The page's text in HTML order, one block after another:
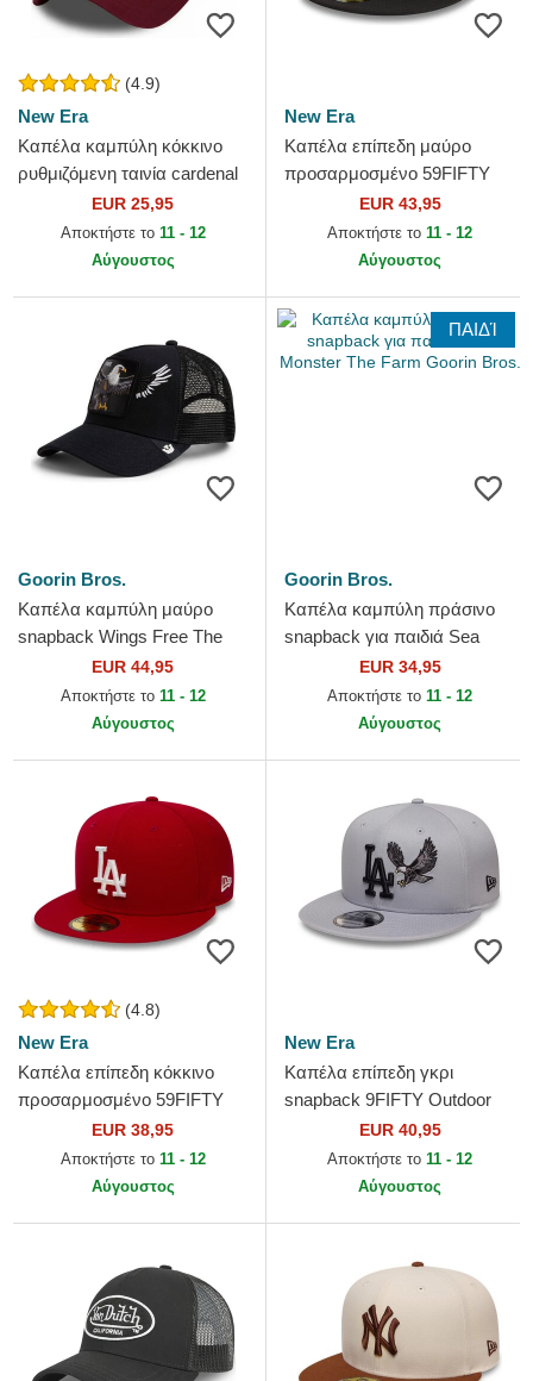
(4.9)
New Era
Καπέλα καμπύλη κόκκινο
ρυθμιζόμενη ταινία cardenal
9FORTY Essential από New
York Yankees MLB από...
EUR 25,95
Αποκτήστε το 11 - 12
Αύγουστος
New Era
Καπέλα επίπεδη μαύρο
προσαρμοσμένο 59FIFTY
Heart Icon από Atlanta
Braves MLB από New Era
EUR 43,95
Αποκτήστε το 11 - 12
Αύγουστος
Goorin Bros.
Καπέλα καμπύλη μαύρο
snapback Wings Free The
Farm Goorin Bros.
EUR 44,95
Αποκτήστε το 11 - 12
Αύγουστος
ΠΑΙΔΊ
Goorin Bros.
Καπέλα καμπύλη πράσινο
snapback για παιδιά Sea
Monster The Farm Goorin
EUR 34,95
Αποκτήστε το 11 - 12
Αύγουστος
(4.8)
New Era
Καπέλα επίπεδη κόκκινο
προσαρμοσμένο 59FIFTY
Essential από Los Angeles
Dodgers MLB από New Era
EUR 38,95
Αποκτήστε το 11 - 12
Αύγουστος
New Era
Καπέλα επίπεδη γκρι
snapback 9FIFTY Outdoor
Icon από Los Angeles
Dodgers MLB από New Era
EUR 40,95
Αποκτήστε το 11 - 12
Αύγουστος